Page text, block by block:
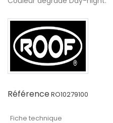
RéférenceRO10279100
Fiche technique